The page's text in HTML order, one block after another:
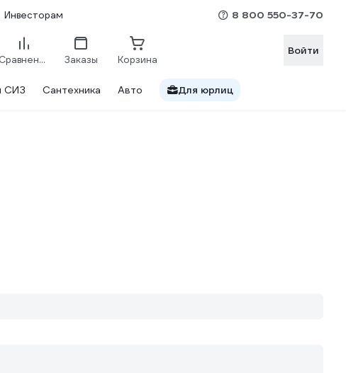
Инвесторам 8 800 550-37-70
Сравнение Заказы Корзина
Войти
СИЗ Сантехника Авто Для юрлиц